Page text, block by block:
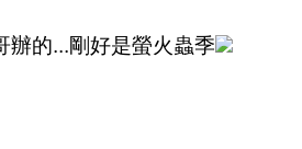
辦的...剛好是螢火蟲季